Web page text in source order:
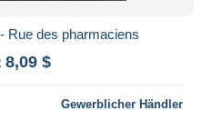
Rue des pharmaciens
8,09 $
Gewerblicher Händler